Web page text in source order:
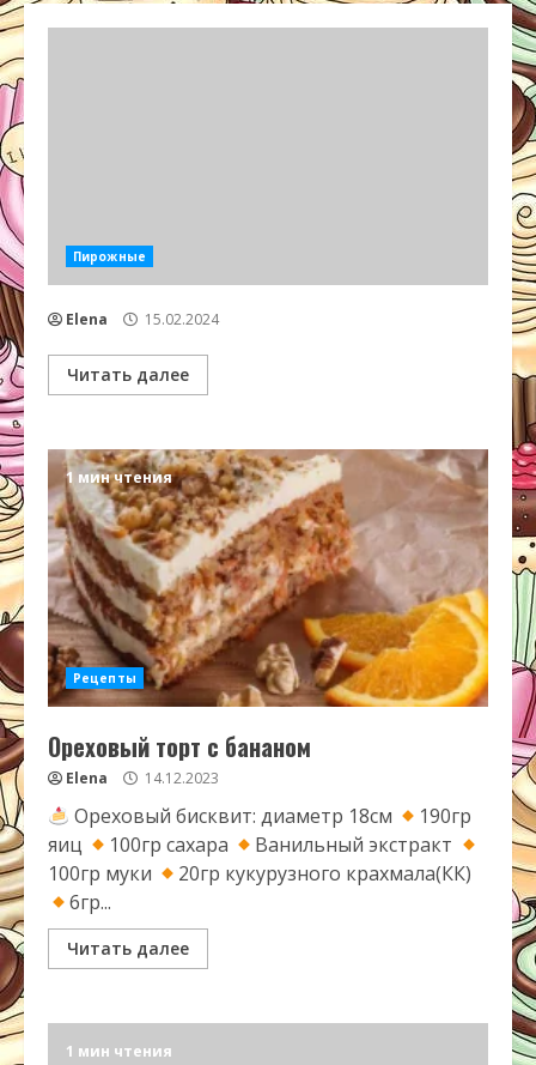
Пирожные
Elena 15.02.2024
Читать далее
1 мин чтения
Рецепты
Ореховый торт с бананом
Elena 14.12.2023
Ореховый бисквит: диаметр 18см
190гр
яиц
100гр сахара
Ванильный экстракт
100гр муки
20гр кукурузного крахмала(КК)
6гр...
Читать далее
1 мин чтения